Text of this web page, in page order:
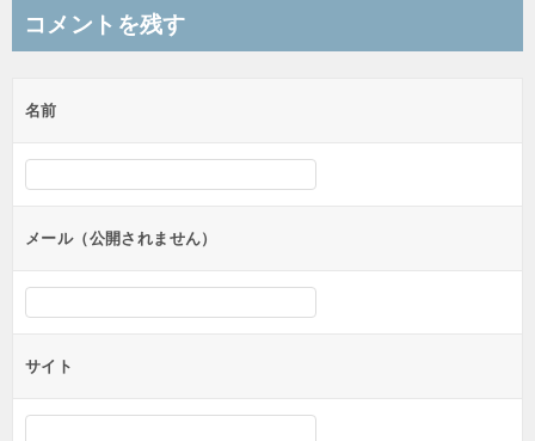
ビ
ー
シ
ン
コメントを残す
名前
メール（公開されません）
サイト